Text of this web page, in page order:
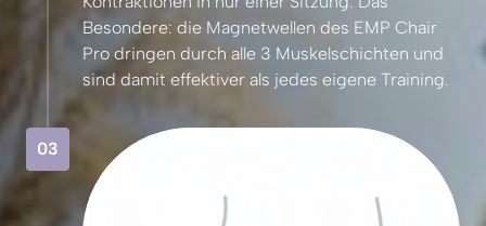
Besondere: die Magnetwellen des EMP
Pro dringen durch alle 3 Muskelschichten
sind damit effektiver als jedes eigene Training.
03